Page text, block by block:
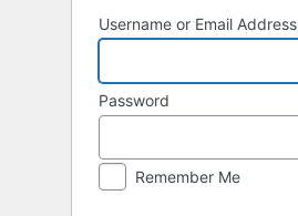
Username or Email Address
Password
Remember Me